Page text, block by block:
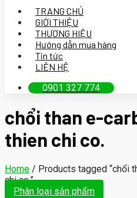
TRANG CHỦ
GIỚI THIỆU
THƯƠNG HIỆU
Hướng dẫn mua hàng
Tin tức
LIÊN HỆ
0901 327 774
chổi than e-
thien chi co.
Home / Products tagged “chổi
chi co.”
Phân loại sản phẩm